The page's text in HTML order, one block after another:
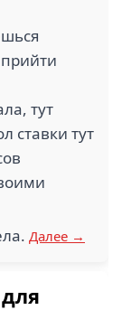
тут
ставки тут
Далее →